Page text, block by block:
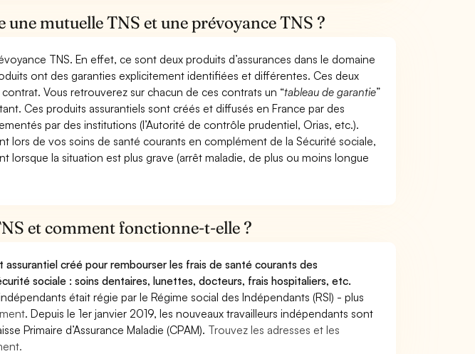
une mutuelle TNS et une prévoyance TNS ?
TNS. En effet, ce sont deux produits d’assurances dans le domaine
ont des garanties explicitement identifiées et différentes. Ces deux
Vous retrouverez sur chacun de ces contrats un “tableau de garantie”
Ces produits assurantiels sont créés et diffusés en France par des
par des institutions (l’Autorité de contrôle prudentiel, Orias, etc.).
lors de vos soins de santé courants en complément de la Sécurité sociale,
lorsque la situation est plus grave (arrêt maladie, de plus ou moins longue
et comment fonctionne-t-elle ?
créé pour rembourser les frais de santé courants des
sociale : soins dentaires, lunettes, docteurs, frais hospitaliers, etc.
était régie par le Régime social des Indépendants (RSI) - plus
. Depuis le 1er janvier 2019, les nouveaux travailleurs indépendants sont
Primaire d’Assurance Maladie (CPAM). Trouvez les adresses et les